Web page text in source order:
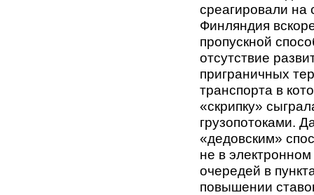
среагировали
Финляндия
пропускной
отсутствие
приграничных
транспорта в
«скрипку»
грузопотоками.
«дедовским»
не в
очередей в
повышении